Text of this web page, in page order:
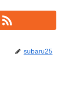
subaru25